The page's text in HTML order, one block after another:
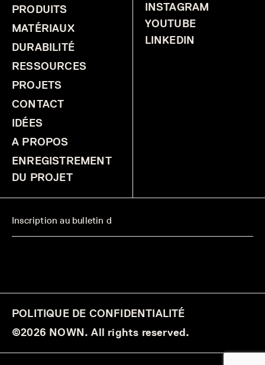
PRODUITS
MATÉRIAUX
DURABILITÉ
RESSOURCES
PROJETS
CONTACT
IDÉES
A PROPOS
ENREGISTREMENT
DU PROJET
INSTAGRAM
YOUTUBE
LINKEDIN
POLITIQUE DE CONFIDENTIALITÉ
©2026 NOWN. All rights reserved.